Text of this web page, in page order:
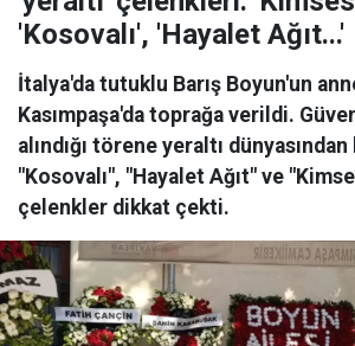
'Kosovalı', 'Hayalet Ağıt...'
İtalya'da tutuklu Barış Boyun'un
Kasımpaşa'da toprağa verildi.
alındığı törene yeraltı
"Kosovalı", "Hayalet Ağıt" ve
çelenkler dikkat çekti.